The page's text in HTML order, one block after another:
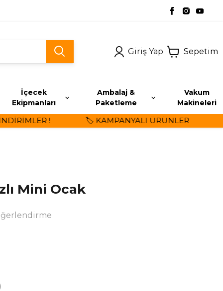
Giriş Yap Sepetim
İçecek
Ekipmanları
Ambalaj &
Paketleme
Vakum
Makineleri
! 🏷️ KAMPANYALI ÜRÜNLER
Mini Ocak